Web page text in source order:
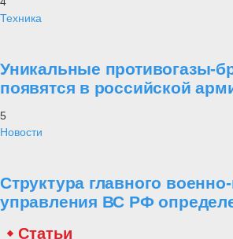
Техника
Уникальные противогазы-
появятся в российской
5
Новости
Структура главного
управления ВС РФ
Статьи